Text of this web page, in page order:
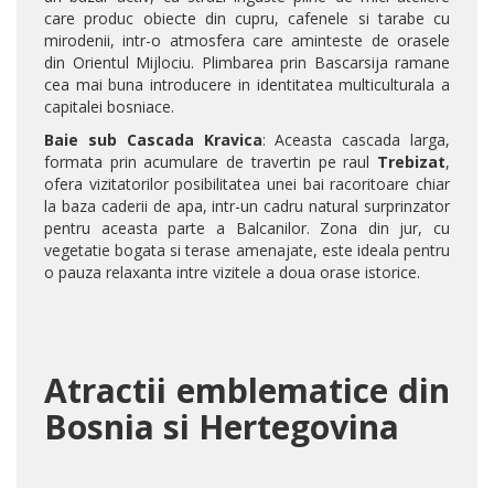
care produc obiecte din cupru, cafenele si tarabe cu
mirodenii, intr-o atmosfera care aminteste de orasele
din Orientul Mijlociu. Plimbarea prin Bascarsija ramane
cea mai buna introducere in identitatea multiculturala a
capitalei bosniace.
Baie sub Cascada Kravica: Aceasta cascada larga,
formata prin acumulare de travertin pe raul Trebizat,
ofera vizitatorilor posibilitatea unei bai racoritoare chiar
la baza caderii de apa, intr-un cadru natural surprinzator
pentru aceasta parte a Balcanilor. Zona din jur, cu
vegetatie bogata si terase amenajate, este ideala pentru
o pauza relaxanta intre vizitele a doua orase istorice.
Atractii emblematice din
Bosnia si Hertegovina